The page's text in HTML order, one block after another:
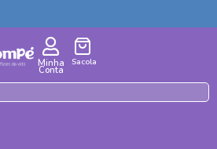
Minha
Conta
Sacola